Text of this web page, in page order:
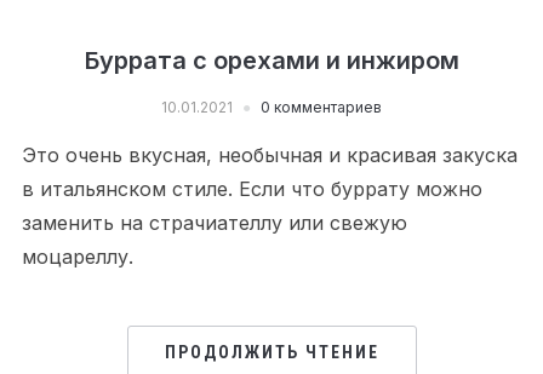
Буррата с орехами и инжиром
10.01.2021 0 комментариев
Это очень вкусная, необычная и красивая закуска
в итальянском стиле. Если что буррату можно
заменить на страчиателлу или свежую
моцареллу.
ПРОДОЛЖИТЬ ЧТЕНИЕ